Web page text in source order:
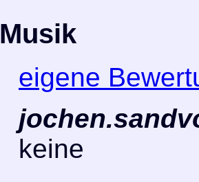
Musik
eigene
keine